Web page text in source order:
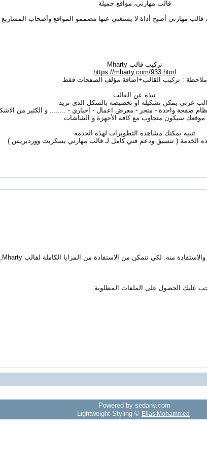
قالب مهارتي، مواقع جميلة
تركيب قالب Mharty
https://mharty.com/933.html
ملاحظة : تركيب القالب+اضافة مؤلف الصفحات فقط
نبذة عن القالب
عربي يمكن تشكيله او تخصيصه بالشكل الذي تريد
صفحة واحدة - متجر - معرض اعمال - اخباري - ........ و الكثير من
موقعك سيكون متجاوب مع كافة الأجهزة و الشاشات
تنبية يمكنك مشاهدة التطويرات لهذه الخدمة
الخدمة ( تنسيق ودعم فني كامل لـ قالب مهارتي بسكربت ووردبريس )
Powered by sedany.com
Lightweight Styling © Elias Mohammed